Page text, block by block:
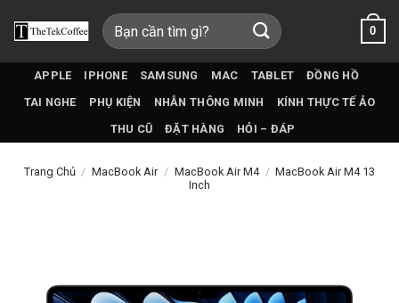
qua
Tìm
kiếm:
0
APPLE IPHONE SAMSUNG MAC TABLET
ĐỒNG HỒ
TAI NGHE
PHỤ KIỆN NHẪN THÔNG MINH
KÍNH THỰC TẾ ẢO
THU CŨ
ĐẶT HÀNG HỎI – ĐÁP
Trang Chủ / MacBook Air / MacBook Air M4 / MacBook Air M4 13
Inch